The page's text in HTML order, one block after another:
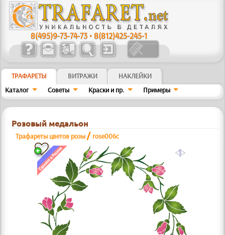
8(495)9-73-74-73 •8(812)425-245-1
ТРАФАРЕТЫ ВИТРАЖИ
НАКЛЕЙКИ
Каталог
Советы Краски и пр. Примеры
Розовый медальон
Трафареты цветов розы / rose006c
a